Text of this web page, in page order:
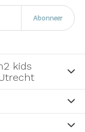
Abonneer
kids